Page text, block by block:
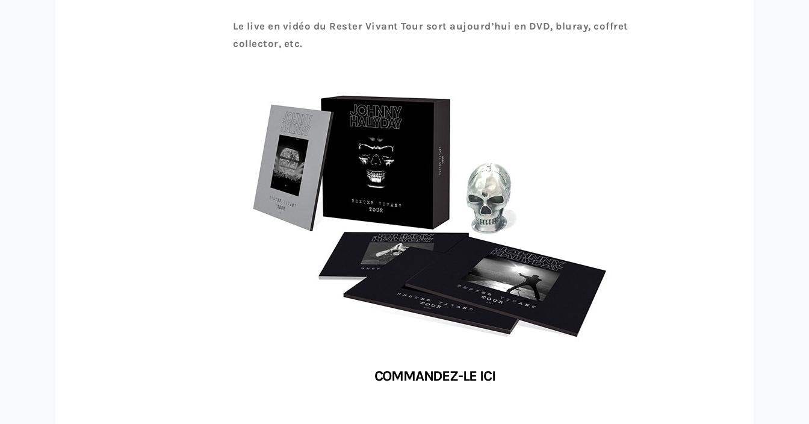
Le live en vidéo du Rester Vivant Tour sort aujourd’hui en DVD, bluray, coffret
collector, etc.
COMMANDEZ-LE ICI